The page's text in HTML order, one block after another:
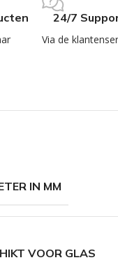
24/7
Via de
IN MM
VOOR GLAS